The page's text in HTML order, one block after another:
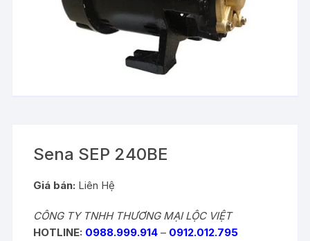
Sena SEP 240BE
Giá bán: Liên Hệ
CÔNG TY TNHH THƯƠNG MẠI LỘC VIỆT
HOTLINE: 0988.999.914 – 0912.012.795